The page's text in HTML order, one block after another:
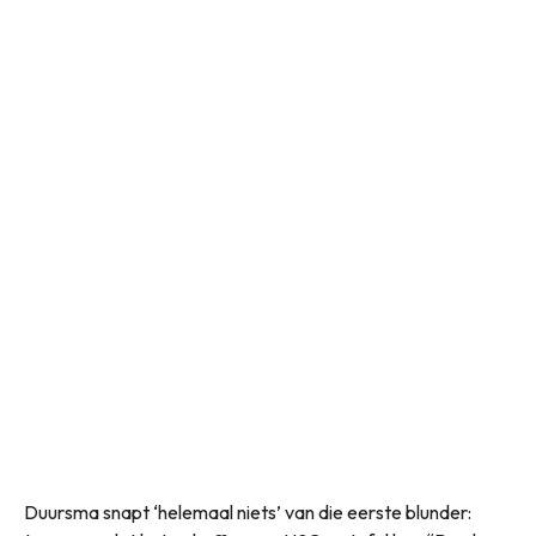
Duursma snapt ‘helemaal niets’ van die eerste blunder: